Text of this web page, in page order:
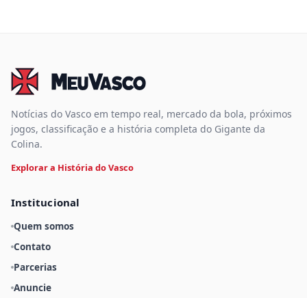
Notícias do Vasco em tempo real, mercado da bola, próximos
jogos, classificação e a história completa do Gigante da
Colina.
Explorar a História do Vasco
Institucional
Quem somos
Contato
Parcerias
Anuncie